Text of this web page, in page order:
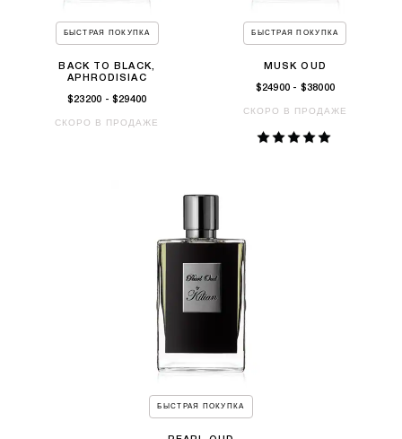
БЫСТРАЯ ПОКУПКА
BACK TO BLACK,
APHRODISIAC
$23200 - $29400
СКОРО В ПРОДАЖЕ
БЫСТРАЯ ПОКУПКА
MUSK OUD
$24900 - $38000
СКОРО В ПРОДАЖЕ
БЫСТРАЯ ПОКУПКА